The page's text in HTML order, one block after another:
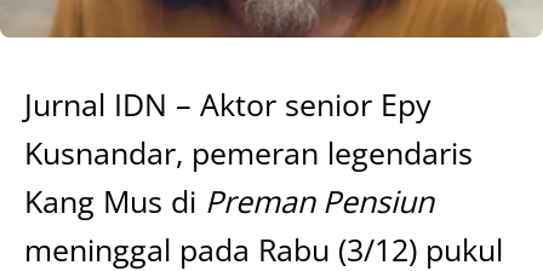
Jurnal IDN – Aktor senior Epy
Kusnandar, pemeran legendaris
Kang Mus di Preman Pensiun
meninggal pada Rabu (3/12) pukul